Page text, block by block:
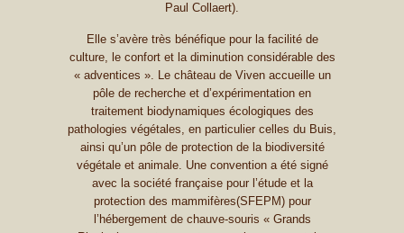
Paul Collaert).
Elle s’avère très bénéfique pour la facilité de
culture, le confort et la diminution considérable des
« adventices ». Le château de Viven accueille un
pôle de recherche et d’expérimentation en
traitement biodynamiques écologiques des
pathologies végétales, en particulier celles du Buis,
ainsi qu’un pôle de protection de la biodiversité
végétale et animale. Une convention a été signé
avec la société française pour l’étude et la
protection des mammifères(SFEPM) pour
l’hébergement de chauve-souris « Grands